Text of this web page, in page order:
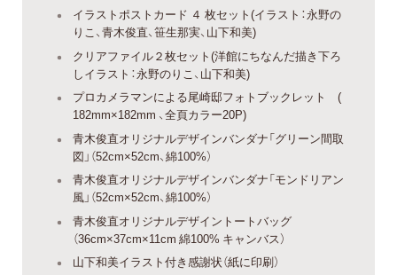
イラストポストカード ４ 枚セット(イラスト：永野の
りこ、青木俊直、笹生那実、山下和美)
クリアファイル２枚セット(洋館にちなんだ描き下ろ
しイラスト：永野のりこ、山下和美)
プロカメラマンによる尾崎邸フォトブックレット (
182mm×182mm 、全頁カラー20P)
青木俊直オリジナルデザインバンダナ「グリーン間取
図」（52cm×52cm、綿100%）
青木俊直オリジナルデザインバンダナ「モンドリアン
風」（52cm×52cm、綿100%）
青木俊直オリジナルデザイントートバッグ
（36cm×37cm×11cm 綿100% キャンバス）
山下和美イラスト付き感謝状（紙に印刷）